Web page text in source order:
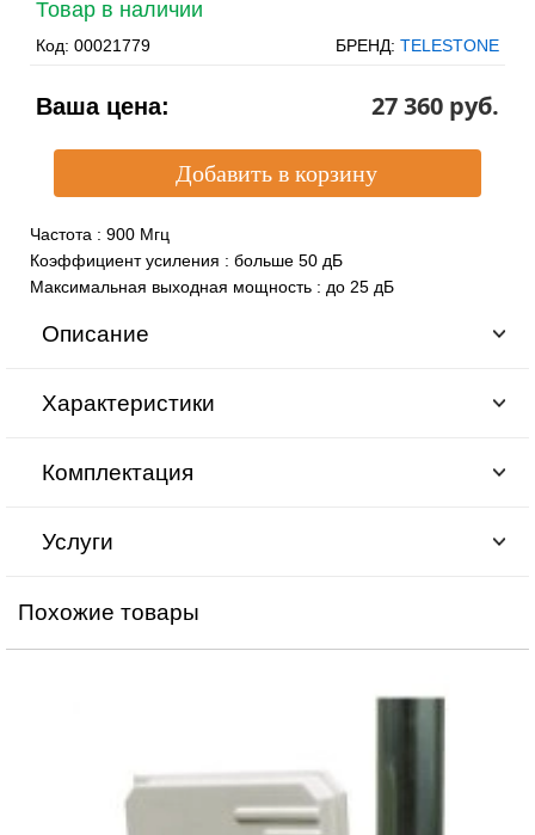
Товар в наличии
Код: 00021779 БРЕНД: TELESTONE
Ваша цена: 27 360 pуб.
Частота : 900 Мгц
Коэффициент усиления : больше 50 дБ
Максимальная выходная мощность : до 25 дБ
Описание
Характеристики
Комплектация
Услуги
Похожие товары